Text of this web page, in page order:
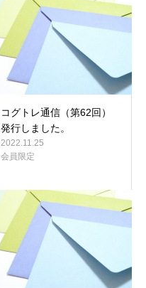
コグトレ通信（第62回）
発行しました。
2022.11.25
会員限定